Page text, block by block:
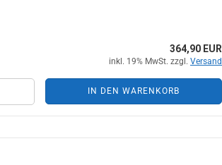
364,90 EUR
inkl. 19% MwSt. zzgl. Versand
IN DEN WARENKORB